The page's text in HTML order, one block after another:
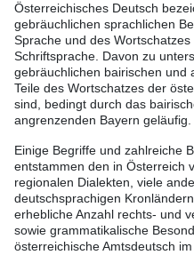
Österreichisches Deutsch
gebräuchlichen sprachlichen
Sprache und des
Schriftsprache. Davon zu
gebräuchlichen bairischen und
Teile des Wortschatzes der
sind, bedingt durch das
angrenzenden Bayern geläufig.
Einige Begriffe und zahlreiche
entstammen den in Österreich
regionalen Dialekten, viele
deutschsprachigen
erhebliche Anzahl rechts- und
sowie grammatikalische
österreichische Amtsdeutsch